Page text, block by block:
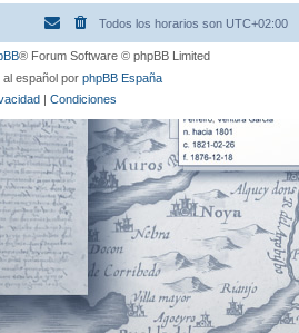
Todos los horarios son UTC+02:00
® Forum Software © phpBB Limited
español por phpBB España
| Condiciones